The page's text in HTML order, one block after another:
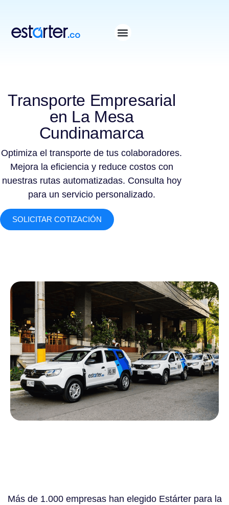
Transporte Empresarial
en La Mesa
Cundinamarca
Optimiza el transporte de tus colaboradores.
Mejora la eficiencia y reduce costos con
nuestras rutas automatizadas. Consulta hoy
para un servicio personalizado.
SOLICITAR COTIZACIÓN
Más de 1.000 empresas han elegido Estárter para la